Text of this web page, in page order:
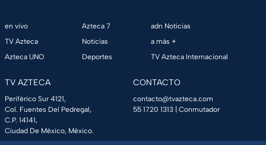
en vivo
TV Azteca
Azteca UNO
Azteca 7
Noticias
Deportes
adn Noticias
a más +
TV Azteca Internacional
TV AZTECA
Periférico Sur 4121,
Col. Fuentes Del Pedregal,
C.P. 14141,
Ciudad De México, México.
CONTACTO
contacto@tvazteca.com
55 1720 1313 | Conmutador